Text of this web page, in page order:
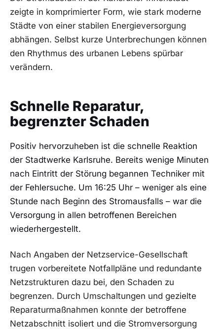
zeigte in komprimierter Form, wie stark moderne
Städte von einer stabilen Energieversorgung
abhängen. Selbst kurze Unterbrechungen können
den Rhythmus des urbanen Lebens spürbar
verändern.
Schnelle Reparatur,
begrenzter Schaden
Positiv hervorzuheben ist die schnelle Reaktion
der Stadtwerke Karlsruhe. Bereits wenige Minuten
nach Eintritt der Störung begannen Techniker mit
der Fehlersuche. Um 16:25 Uhr – weniger als eine
Stunde nach Beginn des Stromausfalls – war die
Versorgung in allen betroffenen Bereichen
wiederhergestellt.
Nach Angaben der Netzservice-Gesellschaft
trugen vorbereitete Notfallpläne und redundante
Netzstrukturen dazu bei, den Schaden zu
begrenzen. Durch Umschaltungen und gezielte
Reparaturmaßnahmen konnte der betroffene
Netzabschnitt isoliert und die Stromversorgung